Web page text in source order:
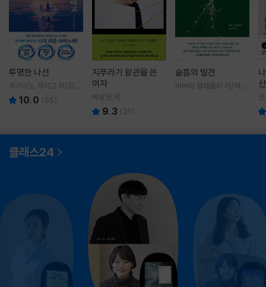
투명한 나선
히가시노 게이고 저/김선
영 역10.0 (55)
지푸라기 왕관을 쓴
여자
박상영 저
9.3 ( 21 )
슬픔의 발견
바버라 블래츨리 저/제효
클래스24